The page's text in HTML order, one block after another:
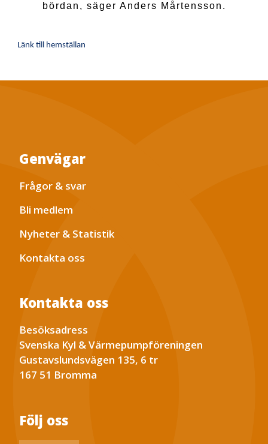
bördan, säger Anders Mårtensson.
Länk till hemställan
Genvägar
Frågor & svar
Bli medlem
Nyheter & Statistik
Kontakta oss
Kontakta oss
Besöksadress
Svenska Kyl & Värmepumpföreningen
Gustavslundsvägen 135, 6 tr
167 51 Bromma
Följ oss